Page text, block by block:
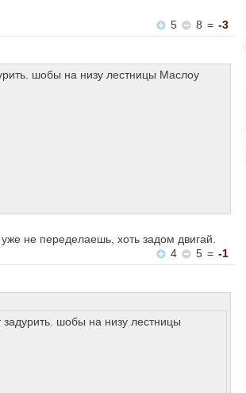
5
8 = -3
шобы на низу лестницы Маслоу
не переделаешь, хоть задом двигай.
4
5 = -1
шобы на низу лестницы